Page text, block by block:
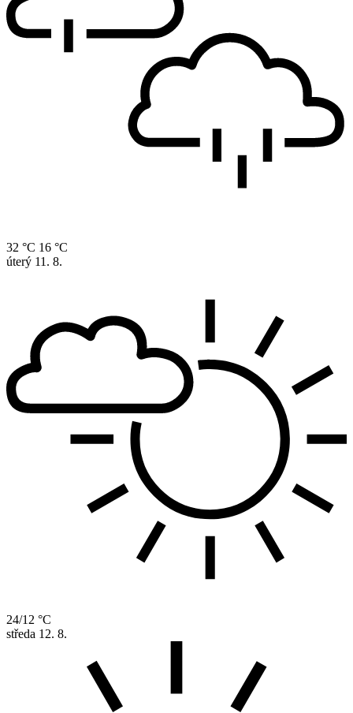
32 °C 16 °C
úterý 11. 8.
24/12 °C
středa 12. 8.